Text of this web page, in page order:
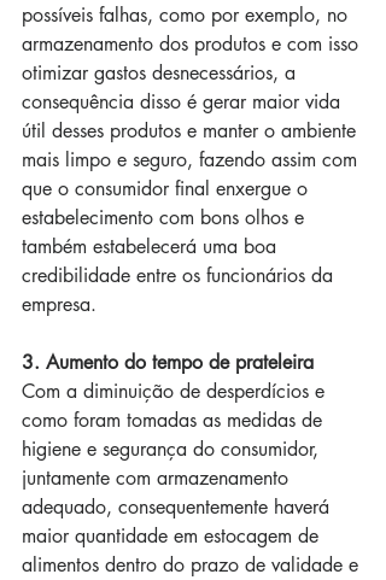
possíveis falhas, como por exemplo, no
armazenamento dos produtos e com isso
otimizar gastos desnecessários, a
consequência disso é gerar maior vida
útil desses produtos e manter o ambiente
mais limpo e seguro, fazendo assim com
que o consumidor final enxergue o
estabelecimento com bons olhos e
também estabelecerá uma boa
credibilidade entre os funcionários da
empresa.
3. Aumento do tempo de prateleira
Com a diminuição de desperdícios e
como foram tomadas as medidas de
higiene e segurança do consumidor,
juntamente com armazenamento
adequado, consequentemente haverá
maior quantidade em estocagem de
alimentos dentro do prazo de validade e